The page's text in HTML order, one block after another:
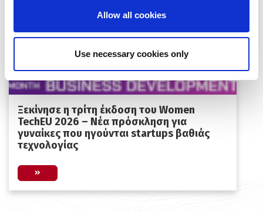
Allow all cookies
Use necessary cookies only
Ξεκίνησε η τρίτη έκδοση του Women
TechEU 2026 – Νέα πρόσκληση για
γυναίκες που ηγούνται startups βαθιάς
τεχνολογίας